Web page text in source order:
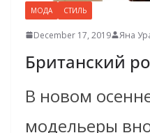
МОДА СТИЛЬ
December 17, 2019 Яна
Британский
В новом
модельеры